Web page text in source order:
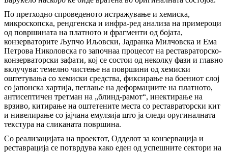
По претходно спроведеното истражување и хемиска,
микроскопска, рендгенска и инфра-ред анализа на примероци
од површината на платното и фрагменти од бојата,
конзерваторите Љупчо Иљовски, Јадранка Милчовска и Ема
Петрова Николовска го започнаа процесот на реставраторско-
конзерваторски зафати, кој се состои од неколку фази и главно
вклучува: темелно чистење на површини од хемиски
оштетувања со хемиски средства, фиксирање на боениот слој
со јапонска хартија, пеглање на деформациите на платното,
антисептичен третман на „блинд-рамот“, инектирање на
врзиво, китирање на оштетените места со реставраторски кит
и нивелирање со јајчана емулзија што ја следи оругиналната
текстура на сликаната површина.
Со реализацијата на проектот, Одделот за конзервација и
реставрација се потврдува како еден од успешните сектори на